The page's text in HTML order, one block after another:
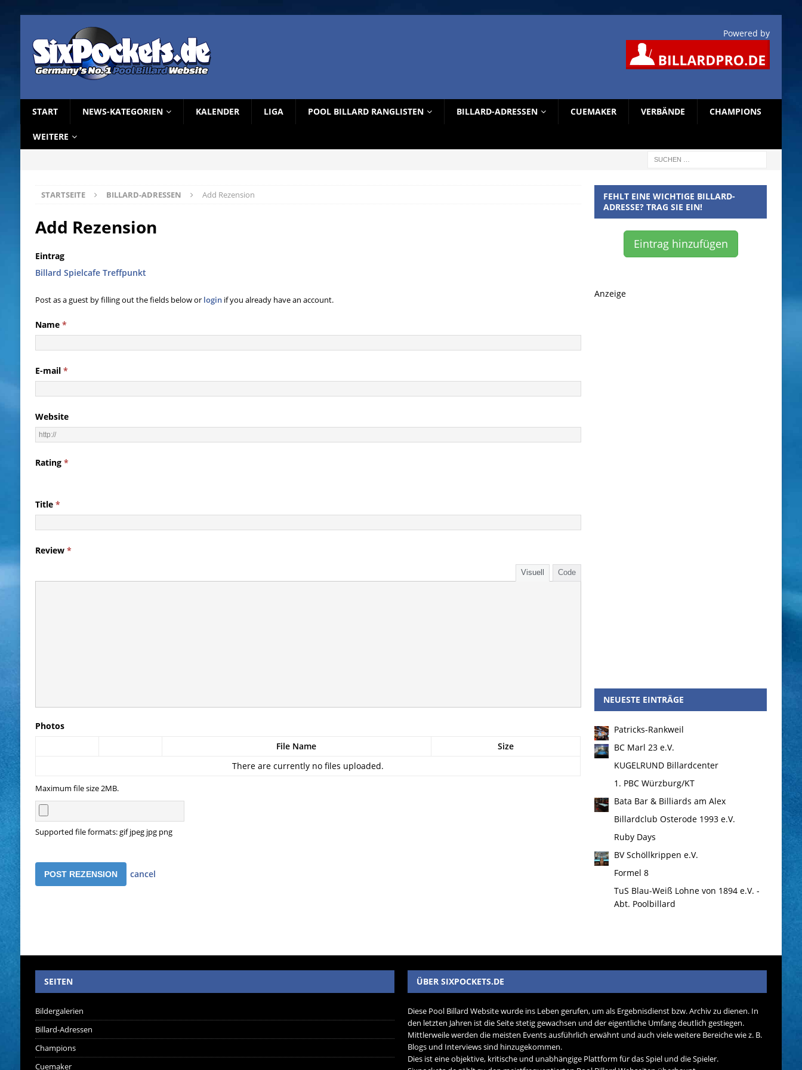
Powered by
START NEWS-KATEGORIEN KALENDER LIGA POOL BILLARD RANGLISTEN BILLARD-ADRESSEN CUEMAKER VERBÄNDE CHAMPIONS
WEITERE
STARTSEITE BILLARD-ADRESSEN Add Rezension
Add Rezension
Eintrag
Billard Spielcafe Treffpunkt
Post as a guest by filling out the fields below or loginif you already have an account.
Name *
E-mail *
Website
Rating *
Title *
Review *
Visuell Code
Photos
File Name
Size
There are currently no files uploaded.
Maximum file size 2MB.
Supported file formats: gif jpeg jpg png
cancel
FEHLT EINE WICHTIGE BILLARD-
ADRESSE? TRAG SIE EIN!
Eintrag hinzufügen
Anzeige
NEUESTE EINTRÄGE
Patricks-Rankweil
BC Marl 23 e.V.
KUGELRUND Billardcenter
1. PBC Würzburg/KT
Bata Bar & Billiards am Alex
Billardclub Osterode 1993 e.V.
Ruby Days
BV Schöllkrippen e.V.
Formel 8
TuS Blau-Weiß Lohne von 1894 e.V. -
Abt. Poolbillard
SEITEN
Bildergalerien
Billard-Adressen
Champions
Cuemaker
ÜBER SIXPOCKETS.DE
Diese Pool Billard Website wurde ins Leben gerufen, um als Ergebnisdienst bzw. Archiv zu dienen. In
den letzten Jahren ist die Seite stetig gewachsen und der eigentliche Umfang deutlich gestiegen.
Mittlerweile werden die meisten Events ausführlich erwähnt und auch viele weitere Bereiche wie z. B.
Blogs und Interviews sind hinzugekommen.
Dies ist eine objektive, kritische und unabhängige Plattform für das Spiel und die Spieler.